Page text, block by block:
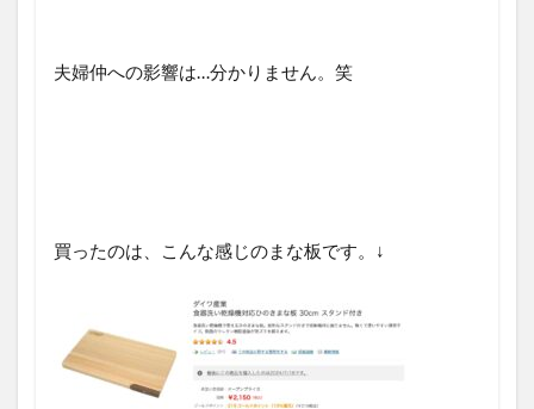
夫婦仲への影響は…分かりません。笑
買ったのは、こんな感じのまな板です。↓